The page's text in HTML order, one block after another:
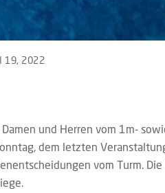
19, 2022
und Herren vom 1m-
dem letzten
vom Turm.